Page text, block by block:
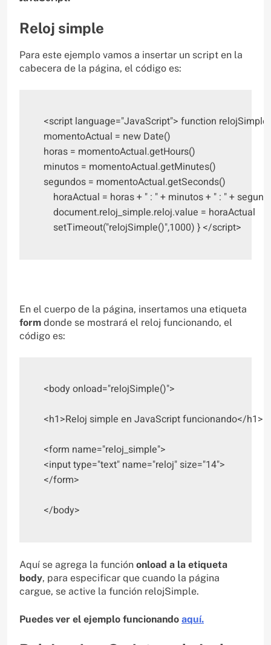
Reloj simple
Para este ejemplo vamos a insertar un script en la
cabecera de la página, el código es:
<script language="JavaScript"> function
momentoActual = new Date()
horas = momentoActual.getHours()
minutos = momentoActual.getMinutes()
segundos = momentoActual.getSeconds()
horaActual = horas + " : " + minutos + " : " +
document.reloj_simple.reloj.value = horaActual
setTimeout("relojSimple()",1000) } </script>
En el cuerpo de la página, insertamos una etiqueta
form donde se mostrará el reloj funcionando, el
código es:
<body onload="relojSimple()">
<h1>Reloj simple en JavaScript funcionando</h1>
<form name="reloj_simple">
<input type="text" name="reloj" size="14">
</form>
</body>
Aquí se agrega la función onload a la etiqueta
body, para especificar que cuando la página
cargue, se active la función relojSimple.
Puedes ver el ejemplo funcionando aquí.